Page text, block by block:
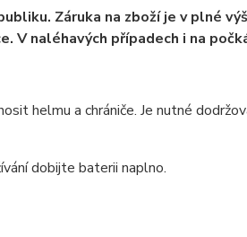
Záruka na zboží je v plné
V naléhavých případech i na
helmu a chrániče. Je nutné
dobijte baterii naplno.